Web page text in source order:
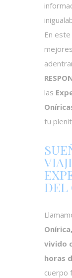
En
las
tu
DEL
vivido
horas
cuerpo